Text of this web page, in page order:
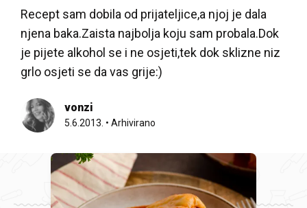
Recept sam dobila od prijateljice,a njoj je dala
njena baka.Zaista najbolja koju sam probala.Dok
je pijete alkohol se i ne osjeti,tek dok sklizne niz
grlo osjeti se da vas grije:)
vonzi
5.6.2013. • Arhivirano